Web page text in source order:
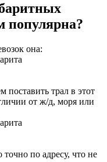
популярна?
она:
трал в этот
от ж/д, моря или
точно по адресу, что не